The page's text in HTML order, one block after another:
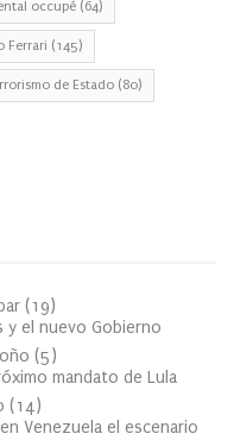
occupé (64)
Ferrari (145)
de Estado (80)
(19)
y el nuevo Gobierno
(5)
mandato de Lula
(14)
Venezuela el escenario